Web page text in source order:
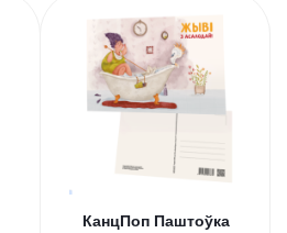
КанцПоп Паштоўка